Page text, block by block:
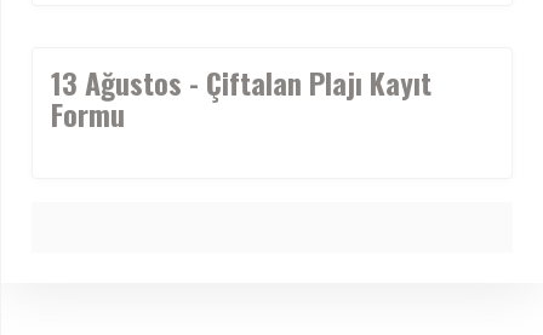
13 Ağustos - Çiftalan Plajı Kayıt
Formu